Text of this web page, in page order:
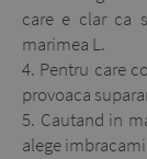
care e clar ca
marimea L.
4. Pentru care
provoaca
5. Cautand in
alege